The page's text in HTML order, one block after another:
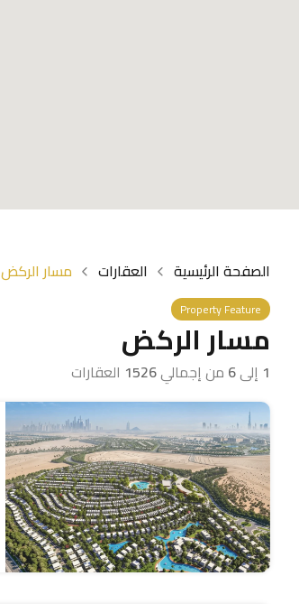
الصفحة الرئيسية العقارات مسار الركض
Property Feature
مسار الركض
1 إلى6 من إجمالي1526 العقارات
بوغاتي ريزيدنسز من بن…
إجادة للعقارات ذ م م ، الإمارات العربية المتحدة، الشارقة.